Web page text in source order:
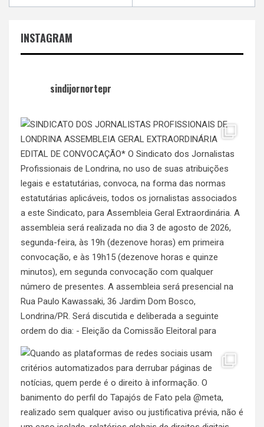
INSTAGRAM
sindijornortepr